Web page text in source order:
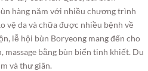
hàng năm với nhiều chương trình
vệ da và chữa được nhiều bệnh về
lễ hội bùn Boryeong mang đến cho
massage bằng bùn biển tinh khiết. Du
và thư giãn.